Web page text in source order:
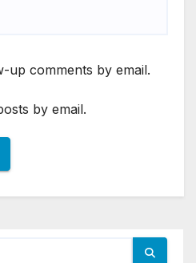
up comments by email.
by email.